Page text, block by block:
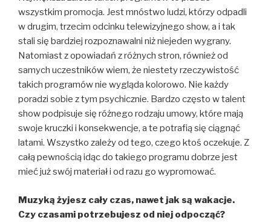
wszystkim promocja. Jest mnóstwo ludzi, którzy odpadli
w drugim, trzecim odcinku telewizyjnego show, a i tak
stali się bardziej rozpoznawalni niż niejeden wygrany.
Natomiast z opowiadań z różnych stron, również od
samych uczestników wiem, że niestety rzeczywistość
takich programów nie wygląda kolorowo. Nie każdy
poradzi sobie z tym psychicznie. Bardzo często w talent
show podpisuje się różnego rodzaju umowy, które mają
swoje kruczki i konsekwencje, a te potrafią się ciągnąć
latami. Wszystko zależy od tego, czego ktoś oczekuje. Z
całą pewnością idąc do takiego programu dobrze jest
mieć już swój materiał i od razu go wypromować.
Muzyką żyjesz cały czas, nawet jak są wakacje.
Czy czasami potrzebujesz od niej odpocząć?